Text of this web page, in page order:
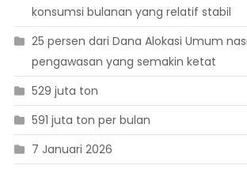
konsumsi bulanan yang relatif stabil
25 persen dari Dana Alokasi Umum
pengawasan yang semakin ketat
529 juta ton
591 juta ton per bulan
7 Januari 2026